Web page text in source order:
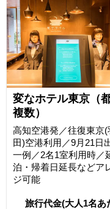
変なホテル東京（
複数）
高知空港発／往復東京(
田)空港利用／9月21日
一例／2名1室利用時／
泊・帰着日延長などア
ジ可能